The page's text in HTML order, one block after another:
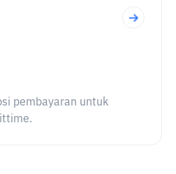
pembayaran untuk